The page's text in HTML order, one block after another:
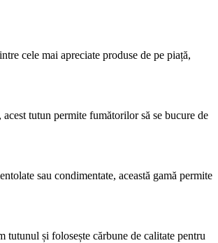
cele mai apreciate produse de pe piață,
tutun permite fumătorilor să se bucure de
sau condimentate, această gamă permite
tutunul și folosește cărbune de calitate pentru